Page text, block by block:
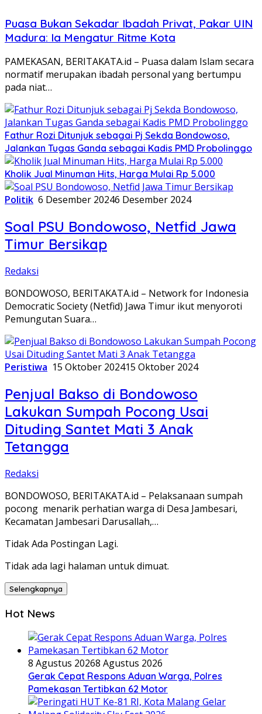
Puasa Bukan Sekadar Ibadah Privat, Pakar UIN
Madura: Ia Mengatur Ritme Kota
PAMEKASAN, BERITAKATA.id – Puasa dalam Islam secara
normatif merupakan ibadah personal yang bertumpu
pada niat…
Fathur Rozi Ditunjuk sebagai Pj Sekda Bondowoso,
Jalankan Tugas Ganda sebagai Kadis PMD Probolinggo
Kholik Jual Minuman Hits, Harga Mulai Rp 5.000
Politik 6 Desember 20246 Desember 2024
Soal PSU Bondowoso, Netfid Jawa
Timur Bersikap
Redaksi
BONDOWOSO, BERITAKATA.id – Network for Indonesia
Democratic Society (Netfid) Jawa Timur ikut menyoroti
Pemungutan Suara…
Peristiwa 15 Oktober 202415 Oktober 2024
Penjual Bakso di Bondowoso
Lakukan Sumpah Pocong Usai
Dituding Santet Mati 3 Anak
Tetangga
Redaksi
BONDOWOSO, BERITAKATA.id – Pelaksanaan sumpah
pocong menarik perhatian warga di Desa Jambesari,
Kecamatan Jambesari Darusallah,…
Tidak Ada Postingan Lagi.
Tidak ada lagi halaman untuk dimuat.
Selengkapnya
Hot News
8 Agustus 20268 Agustus 2026
Gerak Cepat Respons Aduan Warga, Polres
Pamekasan Tertibkan 62 Motor